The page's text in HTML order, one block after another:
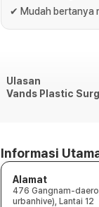
✔ Mudah bertanya
Ulasan
Vands Plastic
Informasi
Alamat
476 Gangnam-
urbanhive), Lantai 12